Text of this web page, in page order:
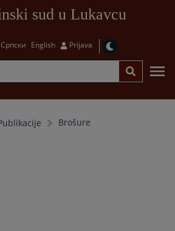
sud u Lukavcu
Српски English Prijava
Brošure